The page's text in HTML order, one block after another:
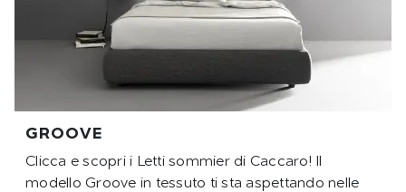
GROOVE
Clicca e scopri i Letti sommier di Caccaro! Il
modello Groove in tessuto ti sta aspettando nelle